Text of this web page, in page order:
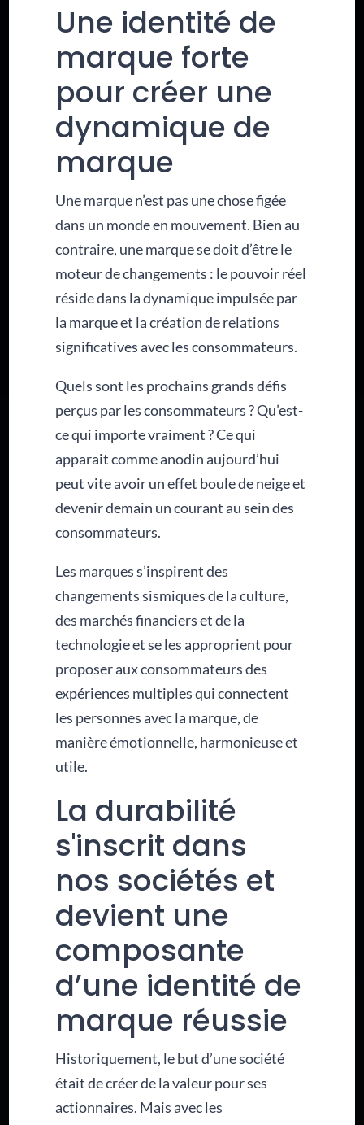
Une identité de
marque forte
pour créer une
dynamique de
marque
Une marque n’est pas une chose figée
dans un monde en mouvement. Bien au
contraire, une marque se doit d’être le
moteur de changements : le pouvoir réel
réside dans la dynamique impulsée par
la marque et la création de relations
significatives avec les consommateurs.
Quels sont les prochains grands défis
perçus par les consommateurs ? Qu’est-
ce qui importe vraiment ? Ce qui
apparait comme anodin aujourd’hui
peut vite avoir un effet boule de neige et
devenir demain un courant au sein des
consommateurs.
Les marques s’inspirent des
changements sismiques de la culture,
des marchés financiers et de la
technologie et se les approprient pour
proposer aux consommateurs des
expériences multiples qui connectent
les personnes avec la marque, de
manière émotionnelle, harmonieuse et
utile.
La durabilité
s'inscrit dans
nos sociétés et
devient une
composante
d’une identité de
marque réussie
Historiquement, le but d’une société
était de créer de la valeur pour ses
actionnaires. Mais avec les